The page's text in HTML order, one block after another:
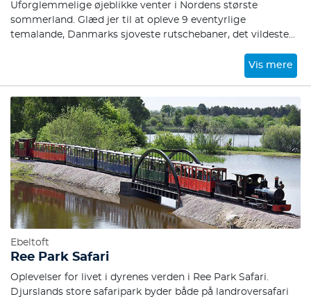
Uforglemmelige øjeblikke venter i Nordens største
sommerland. Glæd jer til at opleve 9 eventyrlige
temalande, Danmarks sjoveste rutschebaner, det vildeste
små og store legebørn. Så tag hele familien med, og få
minder for livet i en verden af sjov, leg, hygge, fart og
Vis mere
Ebeltoft
Ree Park Safari
Oplevelser for livet i dyrenes verden i Ree Park Safari.
Djurslands store safaripark byder både på landroversafari